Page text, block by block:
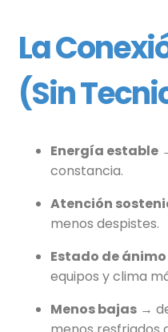
La
(sin
Energía estable
constancia.
Atención
menos despistes.
Estado de ánimo
equipos y clima
Menos bajas →